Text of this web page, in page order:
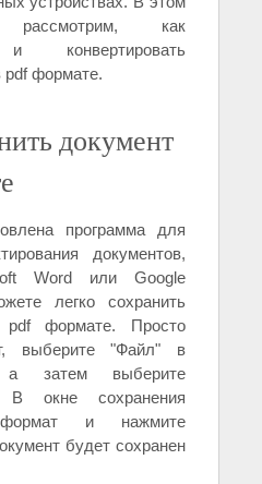
как
и конвертировать
формате.
документ
программа для
документов,
Word или Google
легко сохранить
формате. Просто
выберите "Файл" в
затем выберите
В окне сохранения
и нажмите
будет сохранен